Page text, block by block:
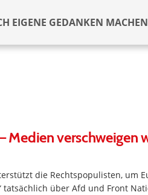
EIGENE GEDANKEN
Medien verschweigen
die Rechtspopulisten, um
tatsächlich über Afd und Front